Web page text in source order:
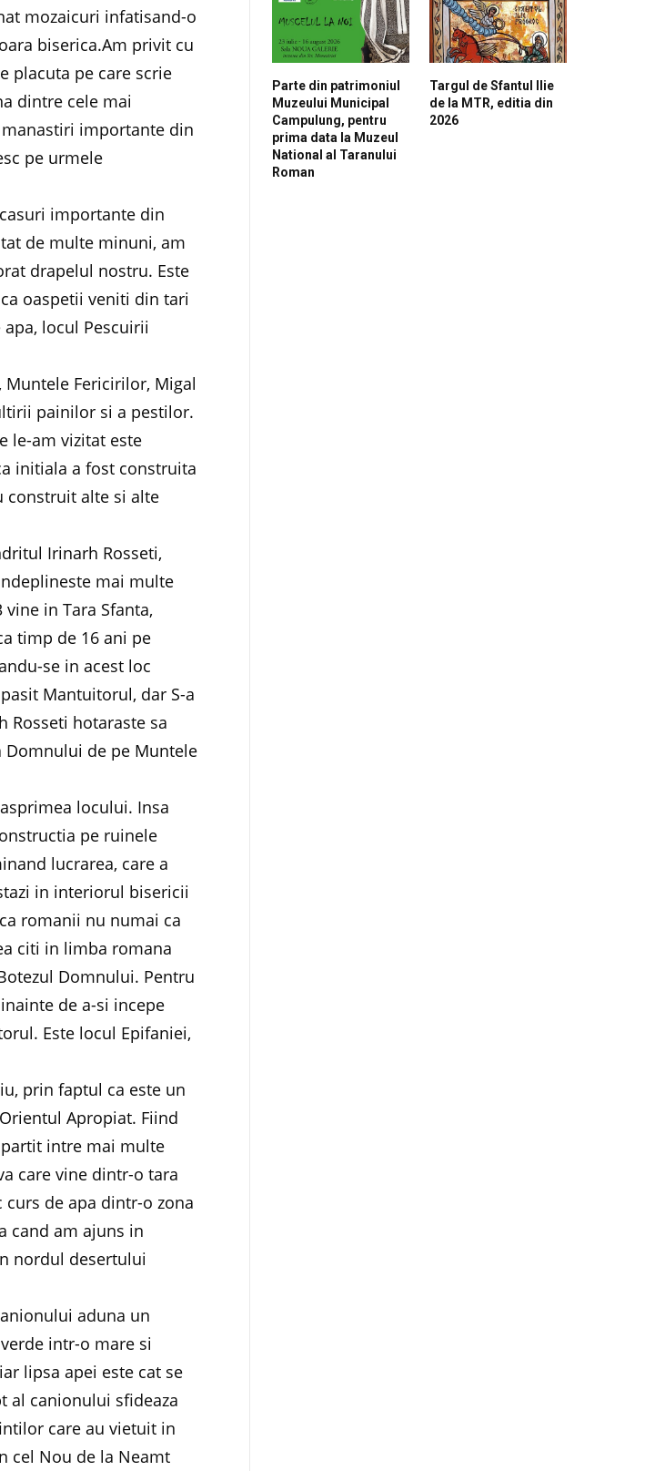
mozaicuri infatisand-o
biserica.Am privit cu
placuta pe care scrie
dintre cele mai
importante din
pe urmele
importante din
de multe minuni, am
drapelul nostru. Este
oaspetii veniti din tari
locul Pescuirii
Fericirilor, Migal
painilor si a pestilor.
le-am vizitat este
initiala a fost construita
construit alte si alte
Irinarh Rosseti,
mai multe
in Tara Sfanta,
timp de 16 ani pe
se in acest loc
Mantuitorul, dar S-a
Rosseti hotaraste sa
Domnului de pe Muntele
locului. Insa
pe ruinele
lucrarea, care a
in interiorul bisericii
romanii nu numai ca
citi in limba romana
Domnului. Pentru
de a-si incepe
Este locul Epifaniei,
prin faptul ca este un
Apropiat. Fiind
intre mai multe
care vine dintr-o tara
de apa dintr-o zona
cand am ajuns in
nordul desertului
aduna un
intr-o mare si
lipsa apei este cat se
al canionului sfideaza
care au vietuit in
cel Nou de la Neamt
Parte din patrimoniul
Muzeului Municipal
Campulung, pentru
prima data la Muzeul
National al Taranului
Roman
Targul de Sfantul Ilie
de la MTR, editia din
2026